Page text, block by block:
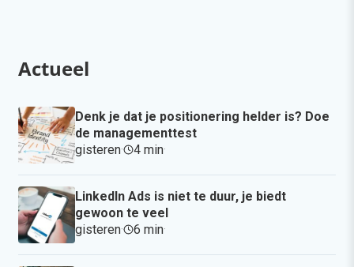
Actueel
Denk je dat je positionering helder is? Doe
de managementtest
gisteren· 4 min·
LinkedIn Ads is niet te duur, je biedt
gewoon te veel
gisteren· 6 min·